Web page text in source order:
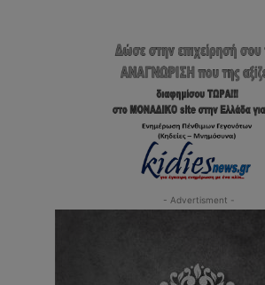
- Advertisment -